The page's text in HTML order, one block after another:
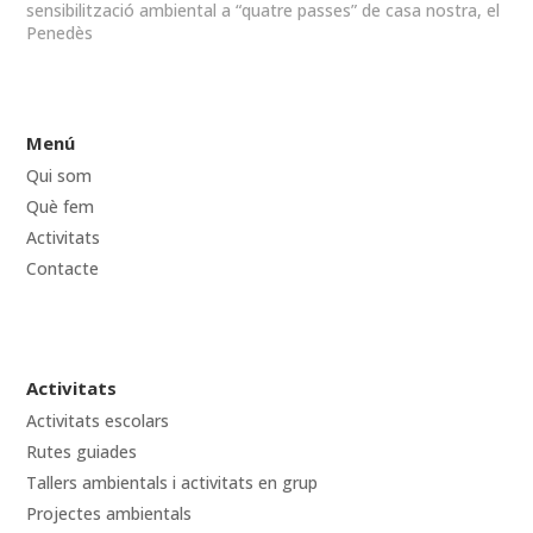
sensibilització ambiental a “quatre passes” de casa nostra, el
Penedès
Menú
Qui som
Què fem
Activitats
Contacte
Activitats
Activitats escolars
Rutes guiades
Tallers ambientals i activitats en grup
Projectes ambientals